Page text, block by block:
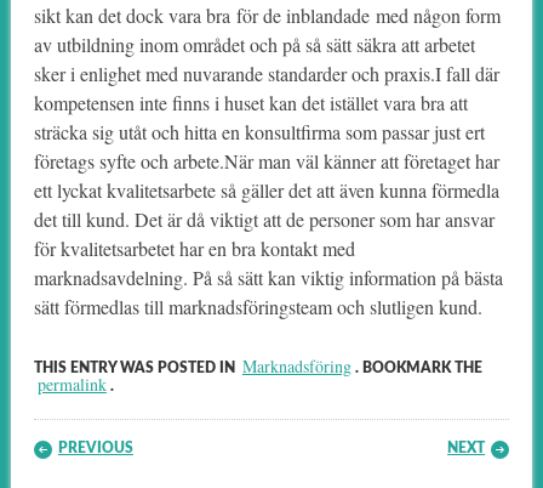
sikt kan det dock vara bra för de inblandade med någon form
av utbildning inom området och på så sätt säkra att arbetet
sker i enlighet med nuvarande standarder och praxis.I fall där
kompetensen inte finns i huset kan det istället vara bra att
sträcka sig utåt och hitta en konsultfirma som passar just ert
företags syfte och arbete.När man väl känner att företaget har
ett lyckat kvalitetsarbete så gäller det att även kunna förmedla
det till kund. Det är då viktigt att de personer som har ansvar
för kvalitetsarbetet har en bra kontakt med
marknadsavdelning. På så sätt kan viktig information på bästa
sätt förmedlas till marknadsföringsteam och slutligen kund.
THIS ENTRY WAS POSTED IN Marknadsföring . BOOKMARK THE
permalink .
Post navigation
PREVIOUS NEXT